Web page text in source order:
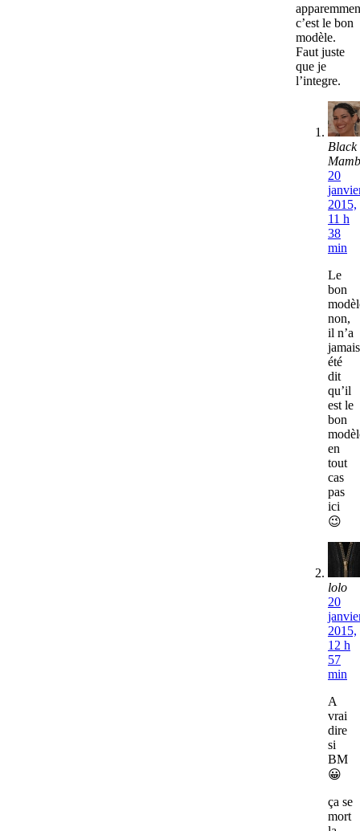
c’est le bon
modèle.
Faut juste
que je
l’integre.
Black
20
2015,
11 h
38
min
Le
bon
non,
il n’a
jamais
été
dit
qu’il
est le
bon
en
tout
cas
pas
ici
😉
lolo
20
2015,
12 h
57
min
A
vrai
dire
si
BM
😀
ça se
mort